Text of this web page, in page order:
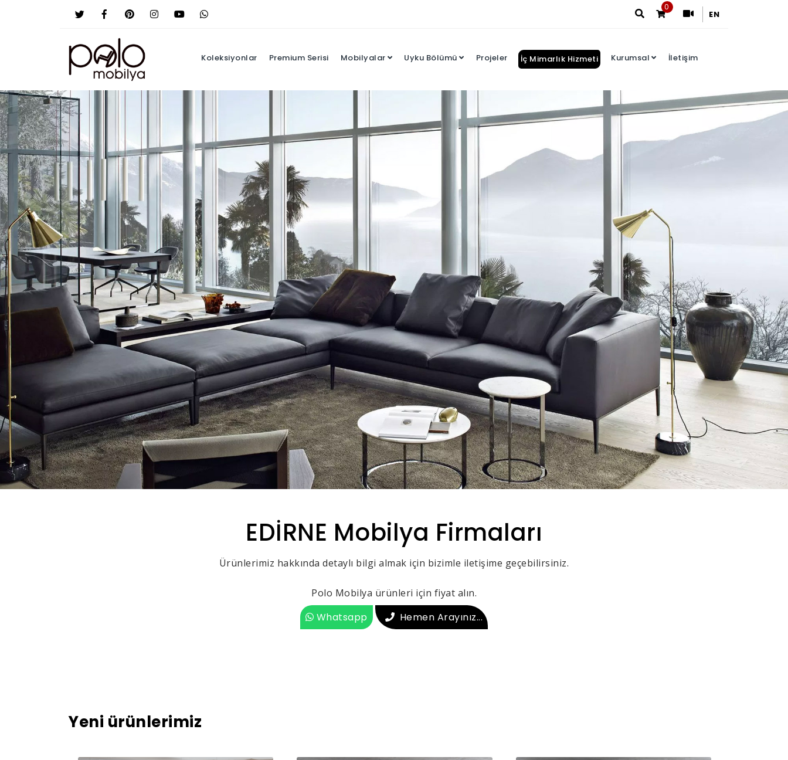
0
EN
Koleksiyonlar Premium Serisi Mobilyalar Uyku Bölümü Projeler İç Mimarlık Hizmeti Kurumsal İletişim
EDİRNE Mobilya Firmaları
Ürünlerimiz hakkında detaylı bilgi almak için bizimle iletişime geçebilirsiniz.
Polo Mobilya ürünleri için fiyat alın.
Whatsapp Hemen Arayınız...
Yeni ürünlerimiz
Arama Sonuçları